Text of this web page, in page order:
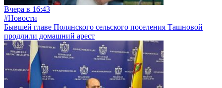
Вчера в 16:43
#Новости
Бывшей главе Полянского сельского поселения Ташновой
продлили домашний арест